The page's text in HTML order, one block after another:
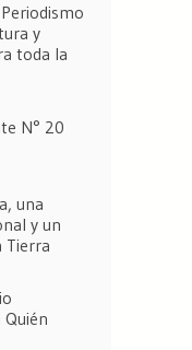
y
toda la
N° 20
una
y un
Tierra